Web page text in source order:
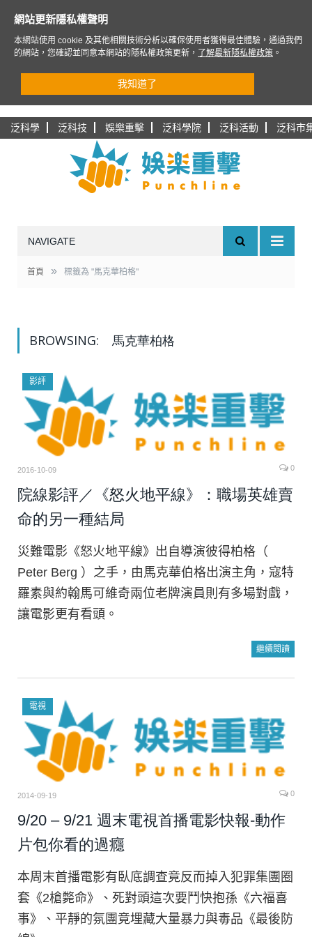
泛科學 泛科技 娛樂重擊 泛科學院 泛科活動 泛科市
NAVIGATE
首頁 » 標籤為 "馬克華柏格"
BROWSING: 馬克華柏格
影評
2016-10-09 0
院線影評／《怒火地平線》：職場英雄賣
命的另一種結局
災難電影《怒火地平線》出自導演彼得柏格（
Peter Berg ）之手，由馬克華伯格出演主角，寇特
羅素與約翰馬可維奇兩位老牌演員則有多場對戲，
讓電影更有看頭。
繼續閱讀
電視
2014-09-19 0
9/20 – 9/21 週末電視首播電影快報-動作
片包你看的過癮
本周末首播電影有臥底調查竟反而掉入犯罪集團圈
套《2槍斃命》、死對頭這次要鬥快抱孫《六福喜
事》、平靜的氛團竟埋藏大量暴力與毒品《最後防
網站更新隱私權聲明
本網站使用 cookie 及其他相關技術分析以確保使用者獲得最佳體驗，通過我們
的網站，您確認並同意本網站的隱私權政策更新，
了解最新隱私權政策 。
我知道了